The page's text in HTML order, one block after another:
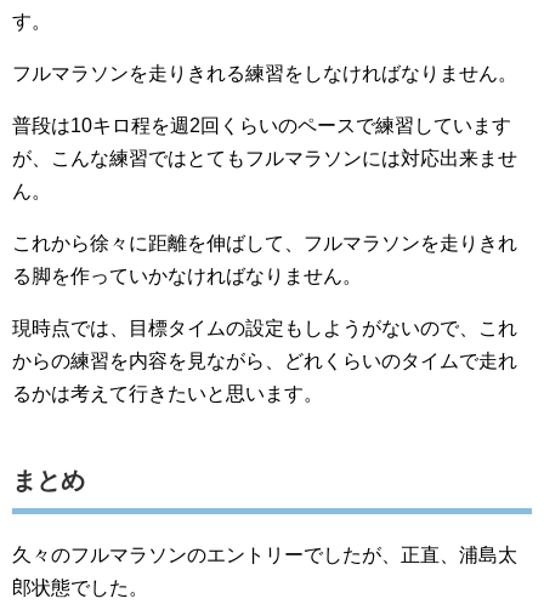
す。
フルマラソンを走りきれる練習をしなければなりません。
普段は10キロ程を週2回くらいのペースで練習しています
が、こんな練習ではとてもフルマラソンには対応出来ませ
ん。
これから徐々に距離を伸ばして、フルマラソンを走りきれ
る脚を作っていかなければなりません。
現時点では、目標タイムの設定もしようがないので、これ
からの練習を内容を見ながら、どれくらいのタイムで走れ
るかは考えて行きたいと思います。
まとめ
久々のフルマラソンのエントリーでしたが、正直、浦島太
郎状態でした。